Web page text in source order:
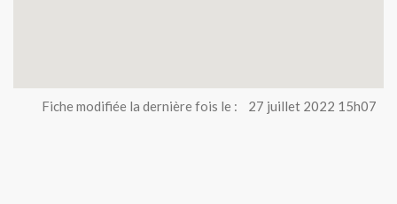
Fiche modifiée la dernière fois le : 27 juillet 2022 15h07